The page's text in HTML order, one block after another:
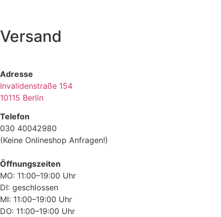
Versand
Adresse
Invalidenstraße 154
10115 Berlin
Telefon
030 40042980
(Keine Onlineshop Anfragen!)
Öffnungszeiten
MO: 11:00–19:00 Uhr
DI: geschlossen
MI: 11:00–19:00 Uhr
DO: 11:00–19:00 Uhr